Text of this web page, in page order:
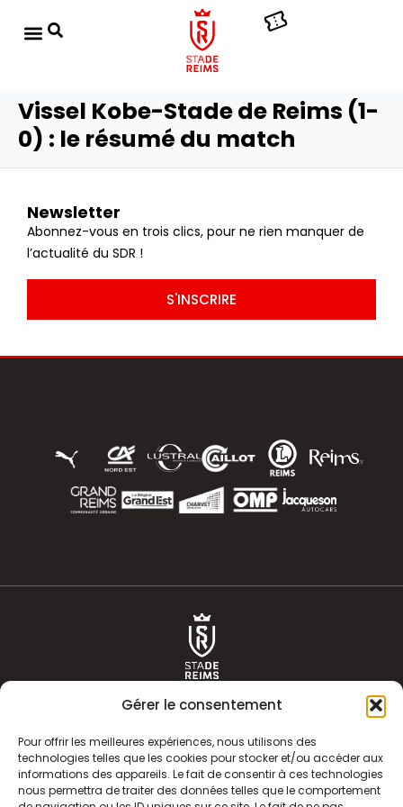
Gérer le consentement
Pour offrir les meilleures expériences, nous utilisons des
technologies telles que les cookies pour stocker et/ou accéder aux
informations des appareils. Le fait de consentir à ces technologies
nous permettra de traiter des données telles que le comportement
Vissel Kobe-Stade de Reims (1-
0) : le résumé du match
Newsletter
Abonnez-vous en trois clics, pour ne rien manquer de
l’actualité du SDR !
S'INSCRIRE
ACTUALITÉS HISTOIRE